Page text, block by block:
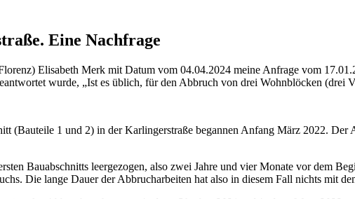
Eine Nachfrage
Elisabeth Merk mit Datum vom 04.04.2024 meine Anfrage vom
wurde, „Ist es üblich, für den Abbruch von drei Wohnblöcken (drei
(Bauteile 1 und 2) in der Karlingerstraße begannen Anfang März 2022.
Bauabschnitts leergezogen, also zwei Jahre und vier Monate vor dem
Die lange Dauer der Abbrucharbeiten hat also in diesem Fall nichts mit